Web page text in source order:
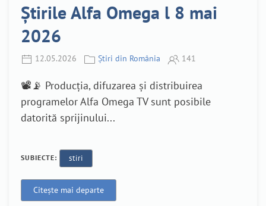
Știrile Alfa Omega l 8 mai
2026
12.05.2026 Știri din România 141
📽️📡 Producția, difuzarea și distribuirea
programelor Alfa Omega TV sunt posibile
datorită sprijinului...
SUBIECTE: stiri
Citește mai departe